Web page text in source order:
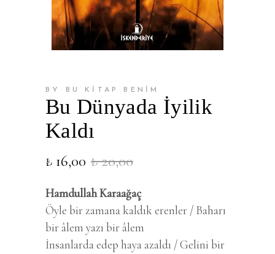
BY BU KİTAP BENİM
Bu Dünyada İyilik
Kaldı
₺20,00
Orijinal
₺ 20,00.
₺ 16,00
Şu
fiyat:
₺ 16,00.
Hamdullah Karaağaç
Öyle bir zamana kaldık erenler / Baharı
bir âlem yazı bir âlem
İnsanlarda edep haya azaldı / Gelini bir